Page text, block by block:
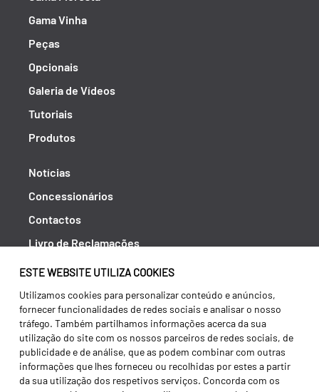
ESTE WEBSITE UTILIZA COOKIES
Utilizamos cookies para personalizar conteúdo e anúncios,
fornecer funcionalidades de redes sociais e analisar o nosso
tráfego. Também partilhamos informações acerca da sua
utilização do site com os nossos parceiros de redes sociais, de
publicidade e de análise, que as podem combinar com outras
informações que lhes forneceu ou recolhidas por estes a partir
da sua utilização dos respetivos serviços. Concorda com os
Gama Vinha
Peças
Opcionais
Galeria de Vídeos
Tutoriais
Produtos
Notícias
Concessionários
Contactos
Livro de Reclamações
Política de Privacidade
Canal de Denúncias (RGPC)
Termos e condições